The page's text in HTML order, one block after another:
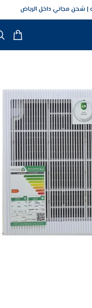
شحن مجاني داخل الرياض